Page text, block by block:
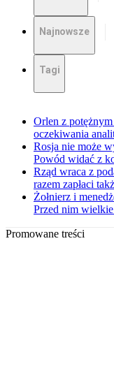
Najnowsze
Tagi
Orlen z
oczekiwania
Rosja nie może
Powód widać z
Rząd wraca z
razem zapłaci
Żołnierz i
Przed nim
Promowane treści